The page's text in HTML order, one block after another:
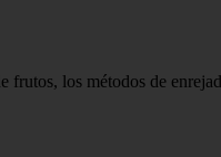
los métodos de